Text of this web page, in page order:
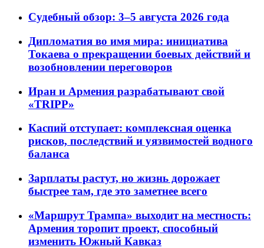
Судебный обзор: 3–5 августа 2026 года
Дипломатия во имя мира: инициатива
Токаева о прекращении боевых действий и
возобновлении переговоров
Иран и Армения разрабатывают свой
«TRIPP»
Каспий отступает: комплексная оценка
рисков, последствий и уязвимостей водного
баланса
Зарплаты растут, но жизнь дорожает
быстрее там, где это заметнее всего
«Маршрут Трампа» выходит на местность:
Армения торопит проект, способный
изменить Южный Кавказ